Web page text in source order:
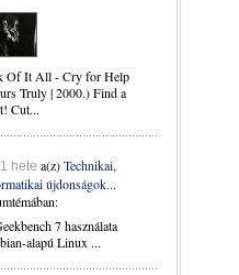
Of It All - Cry for Help
Truly | 2000.) Find a
Cut...
1 hete a(z)Technikai,
újdonságok...
7 használata
alapú Linux ...